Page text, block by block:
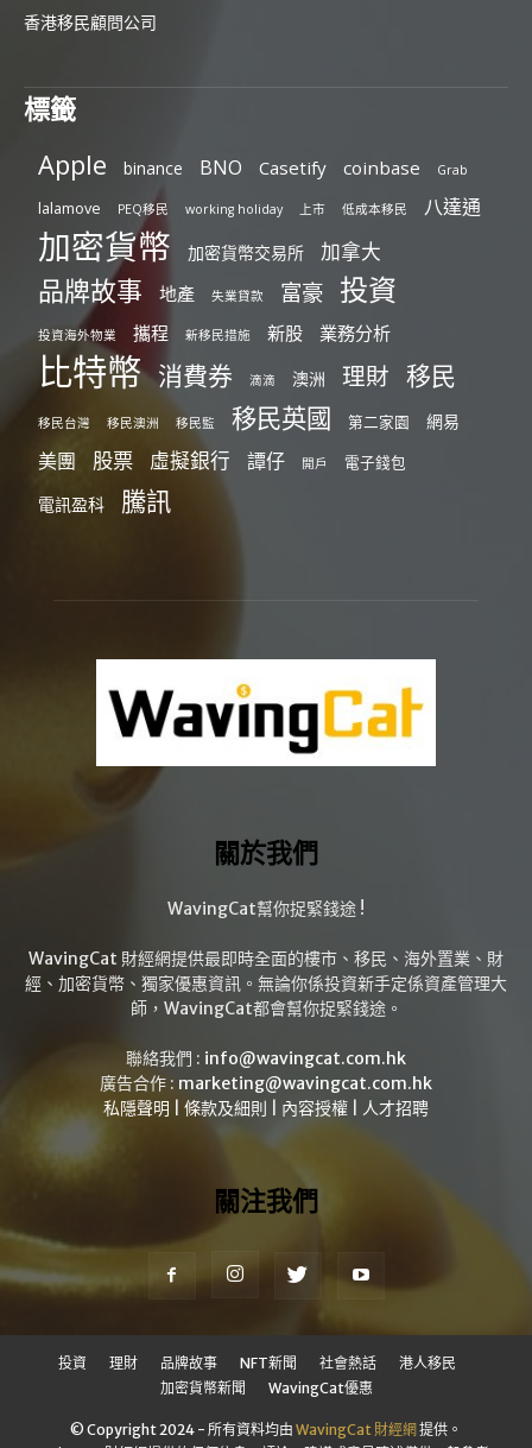
香港移民顧問公司
標籤
Apple binance BNO Casetify coinbase Grab
lalamove PEQ移民 working holiday 上市 低成本移民 八達通
加密貨幣 加密貨幣交易所 加拿大
品牌故事 地產 失業貸款 富豪 投資
投資海外物業 攜程 新移民措施 新股 業務分析
比特幣 消費券 滴滴 澳洲 理財 移民
移民台灣 移民澳洲 移民監 移民英國 第二家園 網易
美團 股票 虛擬銀行 譚仔 開戶 電子錢包
電訊盈科 騰訊
關於我們
WavingCat幫你捉緊錢途 !
WavingCat 財經網提供最即時全面的樓市、移民、海外置業、財
經、加密貨幣、獨家優惠資訊。無論你係投資新手定係資產管理大
師，WavingCat都會幫你捉緊錢途。
聯絡我們 : info@wavingcat.com.hk
廣告合作 : marketing@wavingcat.com.hk
私隱聲明
條款及細則 內容授權 人才招聘
關注我們
投資 理財 品牌故事 NFT新聞 社會熱話
港人移民
加密貨幣新聞
WavingCat優惠
© Copyright 2024 - 所有資料均由 WavingCat 財經網 提供。